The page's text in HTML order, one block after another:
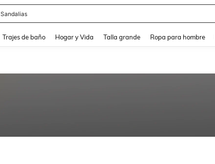
Sandalias
Trajes de baño Hogar y Vida Talla grande Ropa para hombre